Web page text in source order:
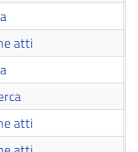
atti
atti